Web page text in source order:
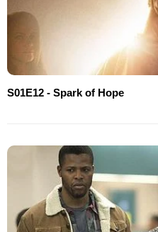
S01E12 - Spark of Hope